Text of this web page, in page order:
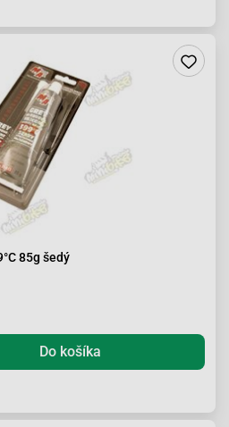
85g šedý
Do košíka